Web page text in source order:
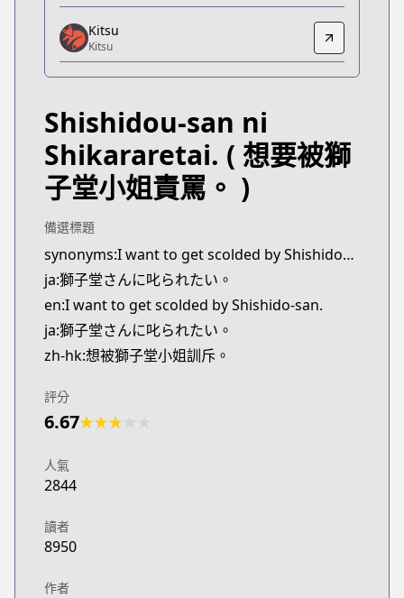
Official Raw
https://ichijin-plus.com/comics/2309096751124
Kitsu
Kitsu
MangaUpdates
MangaUpdates
https://www.mangaupdates.com/
Kitsu
Kitsu
Shishidou-san ni
Shikararetai. ( 想要被獅
子堂小姐責罵。 )
備選標題
synonyms:I want to get scolded by Shishidou-san.
ja:獅子堂さんに叱られたい。
en:I want to get scolded by Shishido-san.
ja:獅子堂さんに叱られたい。
zh-hk:想被獅子堂小姐訓斥。
評分
6.67★★★
人氣
2844
讀者
8950
作者